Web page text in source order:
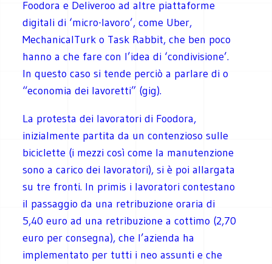
Foodora e Deliveroo ad altre piattaforme
digitali di ‘micro-lavoro’, come Uber,
MechanicalTurk o Task Rabbit, che ben poco
hanno a che fare con l’idea di ‘condivisione’.
In questo caso si tende perciò a parlare di o
“economia dei lavoretti” (gig).
La protesta dei lavoratori di Foodora,
inizialmente partita da un contenzioso sulle
biciclette (i mezzi così come la manutenzione
sono a carico dei lavoratori), si è poi allargata
su tre fronti. In primis i lavoratori contestano
il passaggio da una retribuzione oraria di
5,40 euro ad una retribuzione a cottimo (2,70
euro per consegna), che l’azienda ha
implementato per tutti i neo assunti e che